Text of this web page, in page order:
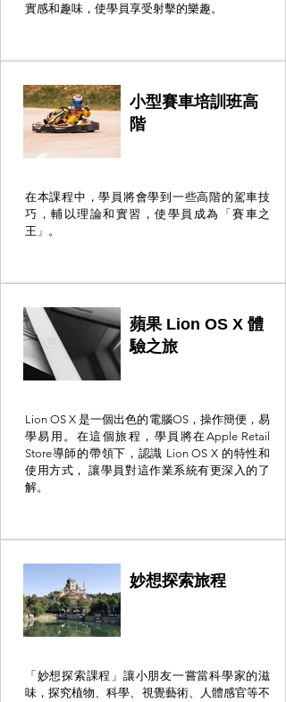
實感和趣味，使學員享受射擊的樂趣。
小型賽車培訓班高
階
在本課程中，學員將會學到一些高階的駕車技
巧，輔以理論和實習，使學員成為「賽車之
王」。
蘋果 Lion OS X 體
驗之旅
Lion OS X 是一個出色的電腦OS，操作簡便，易
學易用。在這個旅程，學員將在Apple Retail
Store導師的帶領下，認識 Lion OS X 的特性和
使用方式， 讓學員對這作業系統有更深入的了
解。
妙想探索旅程
「妙想探索課程」讓小朋友一嘗當科學家的滋
味，探究植物、科學、視覺藝術、人體感官等不